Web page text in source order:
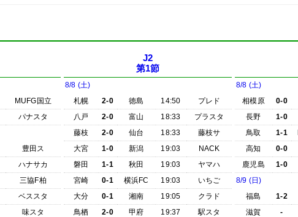
MUFG国立
パナスタ
豊田ス
ハナサカ
三協F柏
ベススタ
味スタ
J2
第1節
8/8 (土)
札幌
2-0 徳島 14:50
プレド
八戸
2-0 富山 18:33
プラスタ
藤枝
2-0 仙台 18:33
藤枝サ
大宮
1-0 新潟 19:03
NACK
磐田
1-1 秋田 19:03
ヤマハ
宮崎
0-1 横浜FC 19:03
いちご
大分
0-1 湘南 19:05
クラド
鳥栖
2-0 甲府 19:37
駅スタ
8/8 (土)
相模原
0-0
長野
1-0
鳥取
1-1
高知
0-0
鹿児島
1-0
8/9 (日)
福島
1-2
滋賀
-